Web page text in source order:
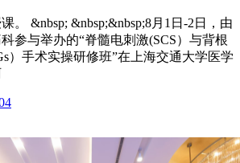
。 &nbsp; &nbsp;&nbsp;8月1日-2日，由
参与举办的“脊髓电刺激(SCS）与背根
）手术实操研修班”在上海交通大学医学